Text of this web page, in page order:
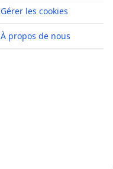
Gérer les cookies
À propos de nous